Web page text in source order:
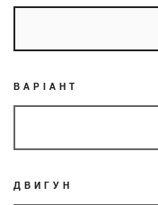
ВАРІАНТ
ДВИГУН